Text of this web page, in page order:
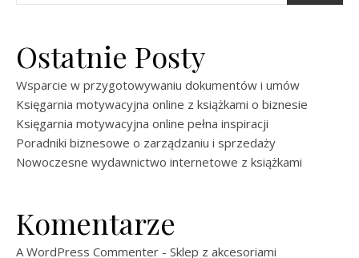
Ostatnie Posty
Wsparcie w przygotowywaniu dokumentów i umów
Księgarnia motywacyjna online z książkami o biznesie
Księgarnia motywacyjna online pełna inspiracji
Poradniki biznesowe o zarządzaniu i sprzedaży
Nowoczesne wydawnictwo internetowe z książkami
Komentarze
A WordPress Commenter - Sklep z akcesoriami